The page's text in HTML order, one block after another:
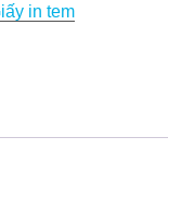
in tem